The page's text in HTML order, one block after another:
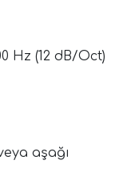
Hz (12 dB/Oct)
aşağı